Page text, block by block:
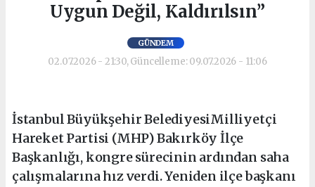
Uygun Değil, Kaldırılsın”
GÜNDEM
02.07.2026 - 21:30, Güncelleme: 09.07.2026 - 11:06
İstanbul Büyükşehir BelediyesiMilliyetçi
Hareket Partisi (MHP) Bakırköy İlçe
Başkanlığı, kongre sürecinin ardından saha
çalışmalarına hız verdi. Yeniden ilçe başkanı